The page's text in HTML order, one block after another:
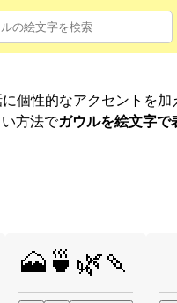
個性的なアクセントを加
方法でガウルを絵文字で
🗻🍵🌿🍡